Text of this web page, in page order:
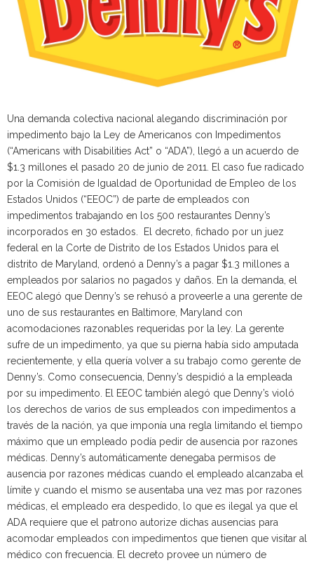
Una demanda colectiva nacional alegando discriminación por
impedimento bajo la Ley de Americanos con Impedimentos
(“Americans with Disabilities Act” o “ADA”), llegó a un acuerdo de
$1.3 millones el pasado 20 de junio de 2011. El caso fue radicado
por la Comisión de Igualdad de Oportunidad de Empleo de los
Estados Unidos (“EEOC”) de parte de empleados con
impedimentos trabajando en los 500 restaurantes Denny’s
incorporados en 30 estados. El decreto, fichado por un juez
federal en la Corte de Distrito de los Estados Unidos para el
distrito de Maryland, ordenó a Denny’s a pagar $1.3 millones a
empleados por salarios no pagados y daños. En la demanda, el
EEOC alegó que Denny’s se rehusó a proveerle a una gerente de
uno de sus restaurantes en Baltimore, Maryland con
acomodaciones razonables requeridas por la ley. La gerente
sufre de un impedimento, ya que su pierna había sido amputada
recientemente, y ella quería volver a su trabajo como gerente de
Denny’s. Como consecuencia, Denny’s despidió a la empleada
por su impedimento. El EEOC también alegó que Denny’s violó
los derechos de varios de sus empleados con impedimentos a
través de la nación, ya que imponía una regla limitando el tiempo
máximo que un empleado podía pedir de ausencia por razones
médicas. Denny’s automáticamente denegaba permisos de
ausencia por razones médicas cuando el empleado alcanzaba el
límite y cuando el mismo se ausentaba una vez mas por razones
médicas, el empleado era despedido, lo que es ilegal ya que el
ADA requiere que el patrono autorize dichas ausencias para
acomodar empleados con impedimentos que tienen que visitar al
médico con frecuencia. El decreto provee un número de